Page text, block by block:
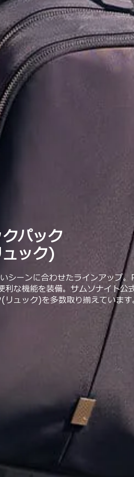
パック
ック)
シーンに合わせたラインアップ。
な機能を装備。サムソナイト公
リュック)を多数取り揃えていま